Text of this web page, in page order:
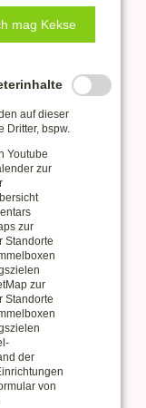
mag Kekse
auf dieser
Dritter, bspw.
Youtube
zur
zur
Standorte
zur
Standorte
der
von